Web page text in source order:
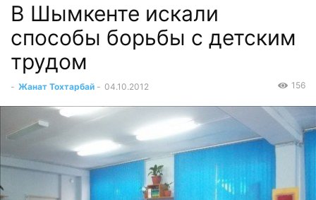
В Шымкенте искали
способы борьбы с детским
трудом
- Жанат Тохтарбай - 04.10.2012 156